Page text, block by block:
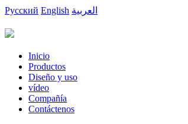
Русский English العربية
Inicio
Productos
Diseño y uso
vídeo
Compañía
Contáctenos